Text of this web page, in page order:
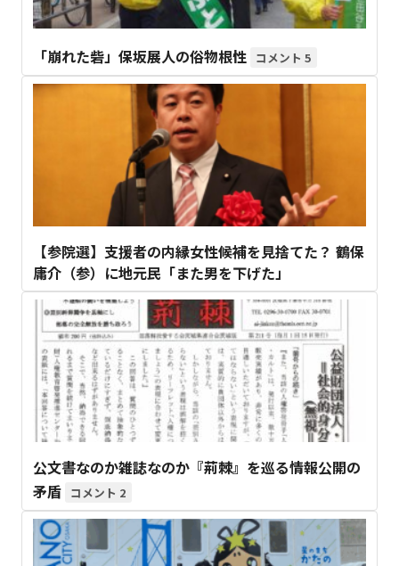
「崩れた砦」保坂展人の俗物根性 5
【参院選】支援者の内縁女性候補を見捨てた？ 鶴保
庸介（参）に地元民「また男を下げた」
公文書なのか雑誌なのか『荊棘』を巡る情報公開の
矛盾
2